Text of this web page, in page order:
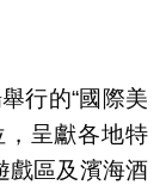
行的“國際美
呈獻各地特
戲區及濱海酒